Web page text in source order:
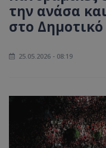
την ανάσα
στο
25.05.2026 - 08:19